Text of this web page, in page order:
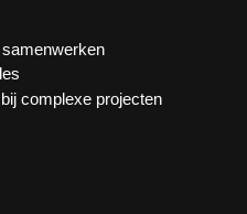
complexe projecten